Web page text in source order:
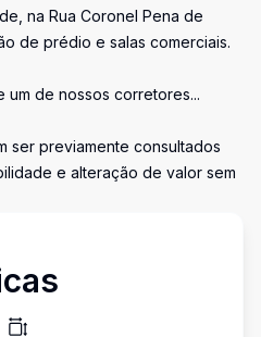
na Rua Coronel Pena de
de prédio e salas comerciais.
um de nossos corretores...
ser previamente consultados
e alteração de valor sem